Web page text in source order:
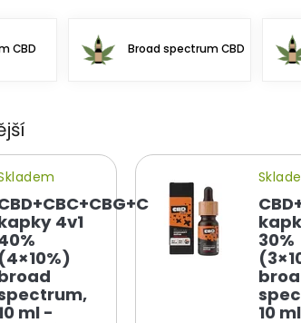
CBD Broad spectrum CBD
4v1
(4×10%)
ml -
30%
10